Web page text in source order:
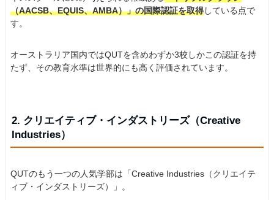
（AACSB、EQUIS、AMBA）」の国際認証を取得 している点で
す。
オーストラリア国内ではQUTを含めわずか3校しかこの認証を持
たず、その教育水準は世界的にも高く評価されています。
2. クリエイティブ・インダストリーズ（Creative
Industries）
QUTのもう一つの人気学部は「Creative Industries（クリエイテ
ィブ・インダストリーズ）」。